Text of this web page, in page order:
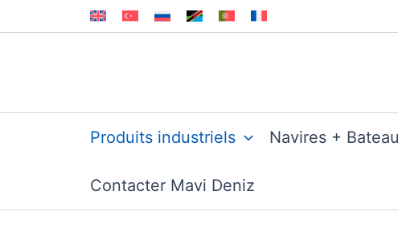
au
Produits industriels Navires +
Contacter Mavi Deniz